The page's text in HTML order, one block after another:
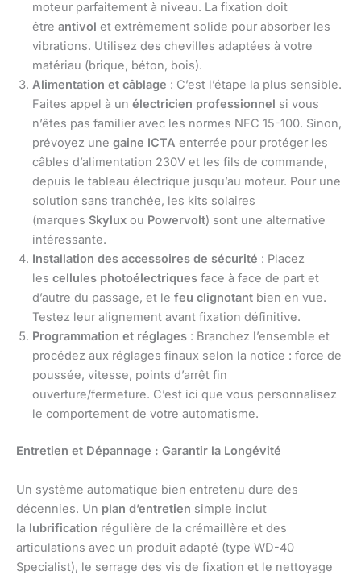
moteur parfaitement à niveau. La fixation doit
être antivol et extrêmement solide pour absorber les
vibrations. Utilisez des chevilles adaptées à votre
matériau (brique, béton, bois).
Alimentation et câblage : C’est l’étape la plus sensible.
Faites appel à un électricien professionnel si vous
n’êtes pas familier avec les normes NFC 15-100. Sinon,
prévoyez une gaine ICTA enterrée pour protéger les
câbles d’alimentation 230V et les fils de commande,
depuis le tableau électrique jusqu’au moteur. Pour une
solution sans tranchée, les kits solaires
(marques Skylux ou Powervolt) sont une alternative
intéressante.
Installation des accessoires de sécurité : Placez
les cellules photoélectriques face à face de part et
d’autre du passage, et le feu clignotant bien en vue.
Testez leur alignement avant fixation définitive.
Programmation et réglages : Branchez l’ensemble et
procédez aux réglages finaux selon la notice : force de
poussée, vitesse, points d’arrêt fin
ouverture/fermeture. C’est ici que vous personnalisez
le comportement de votre automatisme.
Entretien et Dépannage : Garantir la Longévité
Un système automatique bien entretenu dure des
décennies. Un plan d’entretien simple inclut
la lubrification régulière de la crémaillère et des
articulations avec un produit adapté (type WD-40
Specialist), le serrage des vis de fixation et le nettoyage